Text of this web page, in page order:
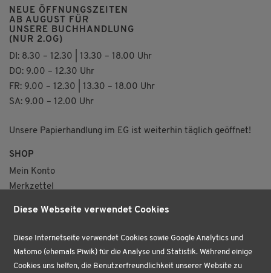
NEUE ÖFFNUNGSZEITEN
AB AUGUST FÜR
UNSERE BUCHHANDLUNG
(NUR 2.OG)
DI: 8.30 – 12.30 | 13.30 – 18.00 Uhr
DO: 9.00 – 12.30 Uhr
FR: 9.00 – 12.30 | 13.30 – 18.00 Uhr
SA: 9.00 – 12.00 Uhr
Unsere Papierhandlung im EG ist weiterhin täglich geöffnet!
SHOP
Mein Konto
Merkzettel
ÜBER UNS
VERTRAG WIDERRUFEN
Diese Webseite verwendet Cookies
Diese Internetseite verwendet Cookies sowie Google Analytics und
Matomo (ehemals Piwik) für die Analyse und Statistik. Während einige
Cookies uns helfen, die Benutzerfreundlichkeit unserer Website zu